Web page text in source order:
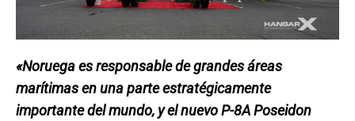
«Noruega es responsable de grandes áreas
marítimas en una parte estratégicamente
importante del mundo, y el nuevo P-8A Poseidon